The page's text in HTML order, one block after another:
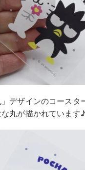
」デザインのコースタ
丸が描かれています♪